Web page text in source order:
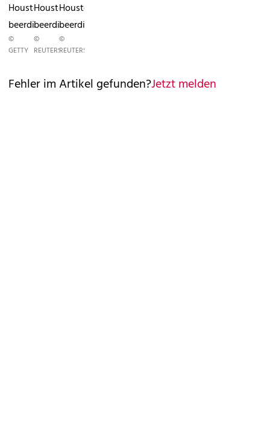
Houston
beerdigt
©
GETTY
Houston
beerdigt
©
REUTERS
Houston
beerdigt
©
REUTERS
Fehler im Artikel gefunden?Jetzt melden